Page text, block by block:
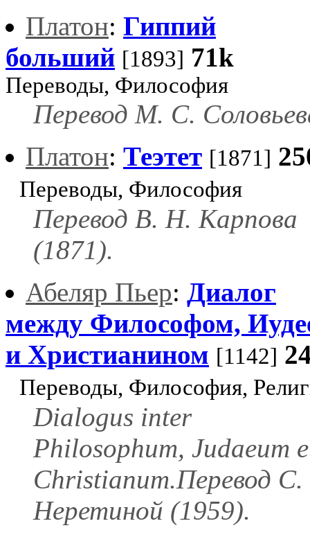
Платон: Гиппий
больший [1893] 71k
Переводы, Философия
Перевод М. С.
Платон: Теэтет [1871]
Переводы, Философия
Перевод В. Н. Карпова
(1871).
Абеляр Пьер: Диалог
между Философом,
и Христианином [1142]
Переводы, Философия,
Dialogus inter
Philosophum, Judaeum
Christianum.Перевод
Неретиной (1959).